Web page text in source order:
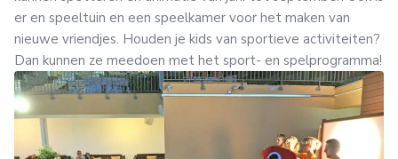
er en speeltuin en een speelkamer voor het maken van
nieuwe vriendjes. Houden je kids van sportieve activiteiten?
Dan kunnen ze meedoen met het sport- en spelprogramma!